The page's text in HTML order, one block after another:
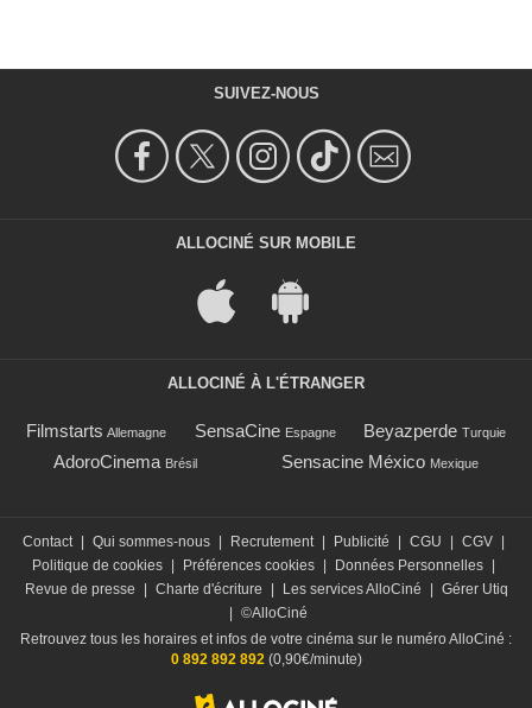
SUIVEZ-NOUS
ALLOCINÉ SUR MOBILE
ALLOCINÉ À L'ÉTRANGER
Filmstarts Allemagne SensaCine Espagne Beyazperde Turquie
AdoroCinema Brésil Sensacine México Mexique
Contact Qui sommes-nous Recrutement Publicité CGU CGV
Politique de cookies
Préférences cookies Données Personnelles
Revue de presse
Charte d'écriture Les services AlloCiné
Gérer Utiq
©AlloCiné
Retrouvez tous les horaires et infos de votre cinéma sur le numéro AlloCiné :
0 892 892 892(0,90€/minute)